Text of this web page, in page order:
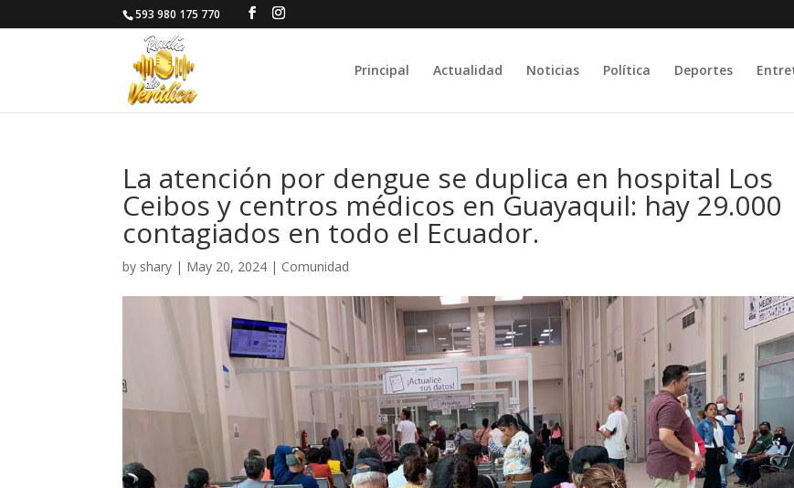
593 980 175 770
Principal Actualidad Noticias Política Deportes
La atención por dengue se duplica en hospital Los
Ceibos y centros médicos en Guayaquil: hay 29.000
contagiados en todo el Ecuador.
by shary | May 20, 2024 | Comunidad